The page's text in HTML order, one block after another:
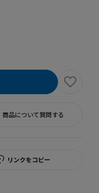
商品について質問する
リンクをコピー